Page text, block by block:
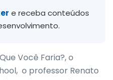
e receba conteúdos
Você Faria?, o
o professor Renato